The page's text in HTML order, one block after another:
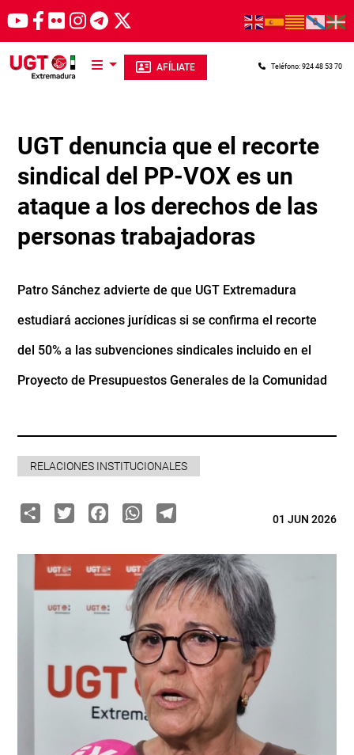
Pasar al contenido principal
AFÍLIATE Teléfono: 924 48 53 70
UGT denuncia que el recorte
sindical del PP-VOX es un
ataque a los derechos de las
personas trabajadoras
Patro Sánchez advierte de que UGT Extremadura
estudiará acciones jurídicas si se confirma el recorte
del 50% a las subvenciones sindicales incluido en el
Proyecto de Presupuestos Generales de la Comunidad
RELACIONES INSTITUCIONALES
ShareTwitterFacebook
WhatsApp
Telegram01 JUN 2026